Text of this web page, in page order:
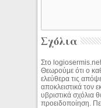
Σχόλια
Στο logiosermis.net
Θεωρούμε ότι ο
ελεύθερα τις
αποκλειστικά τον
υβριστικά σχόλια
προειδοποίηση.